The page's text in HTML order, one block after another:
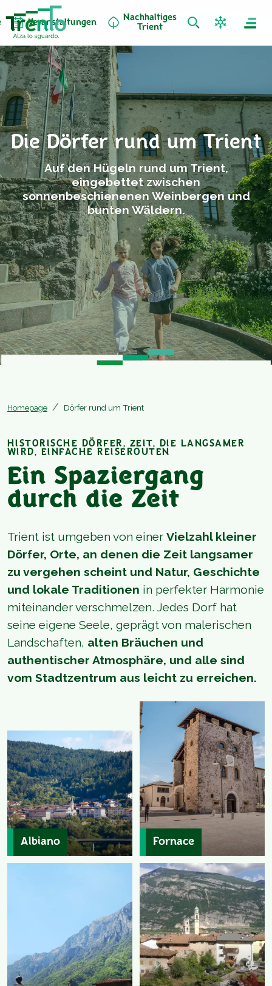
Veranstaltungen
Nachhaltiges
Trient
Die Dörfer rund um Trient
Auf den Hügeln rund um Trient,
eingebettet zwischen
sonnenbeschienenen Weinbergen und
bunten Wäldern.
Homepage Dörfer rund um Trient
Ein Spaziergang
durch die Zeit
HISTORISCHE DÖRFER, ZEIT, DIE LANGSAMER
WIRD, EINFACHE REISEROUTEN
Trient ist umgeben von einer Vielzahl kleiner
Dörfer, Orte, an denen die Zeit langsamer
zu vergehen scheint und Natur, Geschichte
und lokale Traditionen in perfekter Harmonie
miteinander verschmelzen. Jedes Dorf hat
seine eigene Seele, geprägt von malerischen
Landschaften, alten Bräuchen und
authentischer Atmosphäre, und alle sind
vom Stadtzentrum aus leicht zu erreichen.
Albiano Fornace